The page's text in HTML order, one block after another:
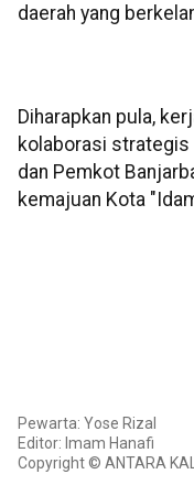
daerah yang
Diharapkan pula,
kolaborasi strategis
dan Pemkot
kemajuan Kota
Pewarta: Yose Rizal
Editor: Imam Hanafi
Copyright © ANTARA